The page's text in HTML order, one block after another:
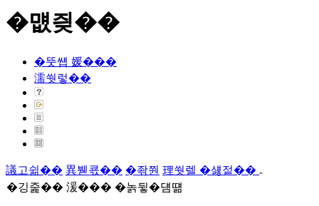
�먮즺��
�뚯썝 媛���
濡쒓렇��
議고쉶�� 異붿쿇�� �좎쭨 理쒓렐 �섏젙��
�깅줉�� 湲��� �놁뒿�덈떎